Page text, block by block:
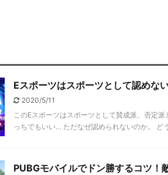
Eスポーツはスポーツとして認めな
2020/5/11
このEスポーツはスポーツとして賛成派、否定
っちでもいい… ただなぜ認められないのか。 ど
PUBGモバイルでドン勝するコツ！